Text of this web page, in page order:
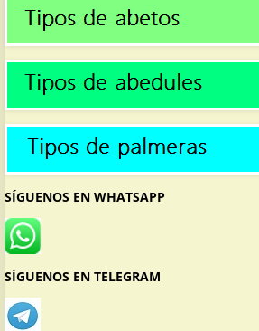
SÍGUENOS EN WHATSAPP
SÍGUENOS EN TELEGRAM